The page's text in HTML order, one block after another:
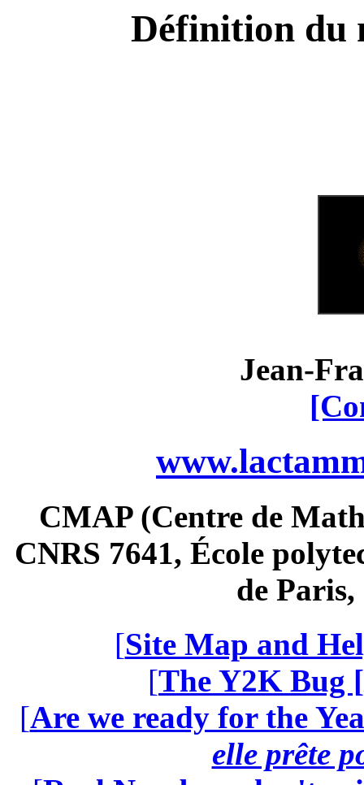
Définition du
Jean-
CMAP (Centre de
CNRS 7641, École
de
[Site Map and
[The Y2K Bug [
[Are we ready for the
elle prête